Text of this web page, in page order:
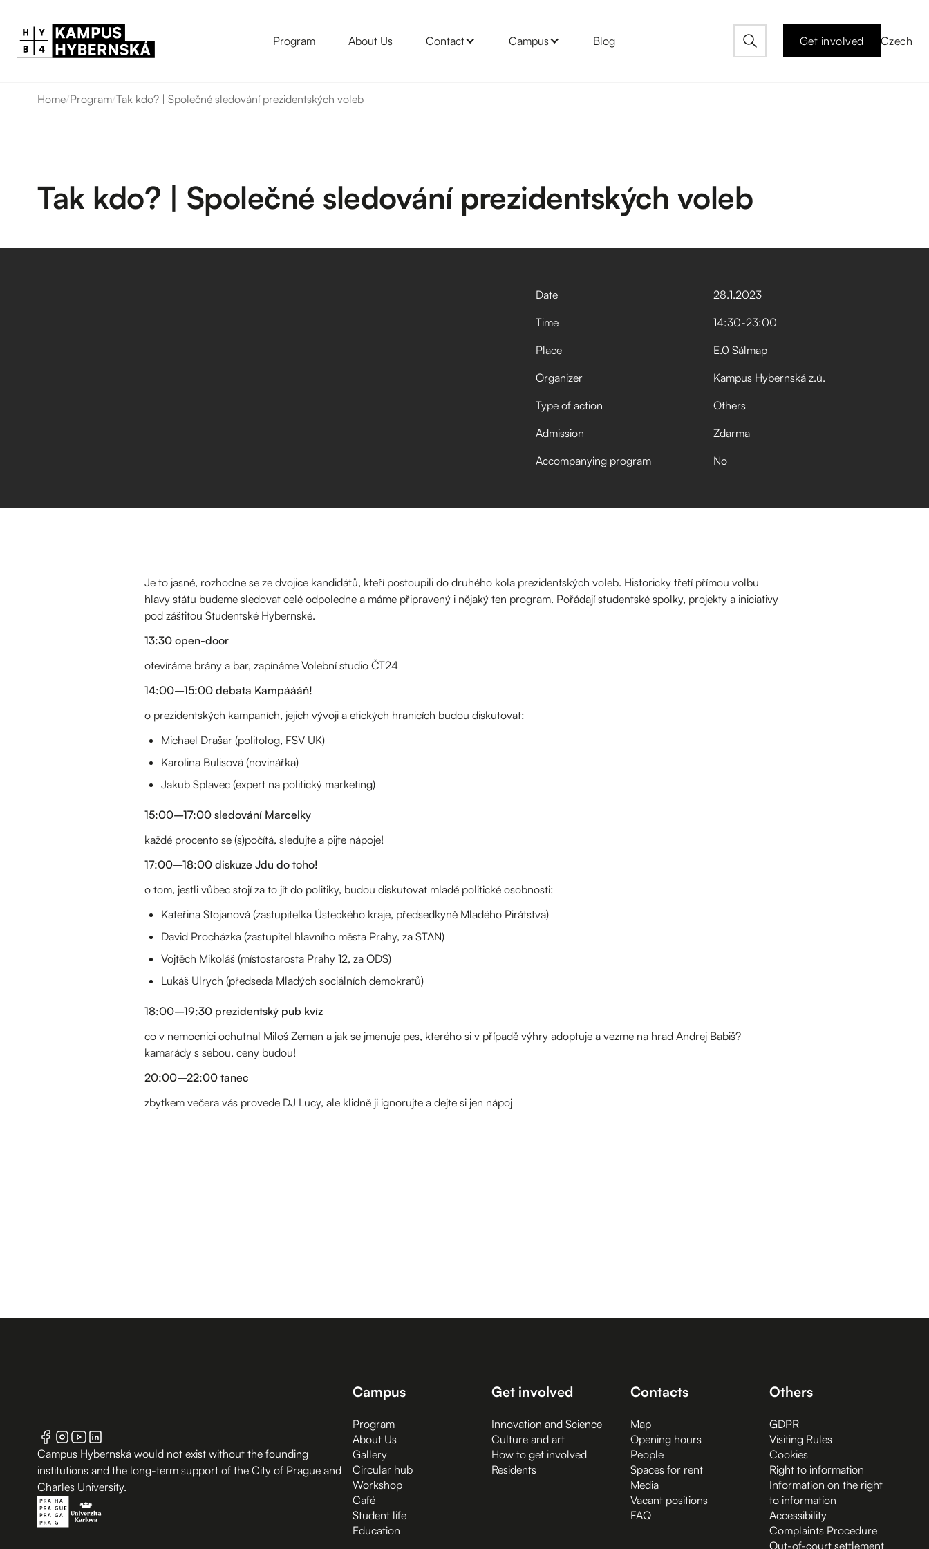
Program About Us Contact Campus Blog Get involved Czech
Home/Program/Tak kdo? | Společné sledování prezidentských voleb
Tak kdo? | Společné sledování prezidentských voleb
Date 28.1.2023
Time
14:30-23:00
Place
E.0 Sálmap
Organizer
Kampus Hybernská z.ú.
Type of action
Others
Admission
Zdarma
Accompanying program
No
Je to jasné, rozhodne se ze dvojice kandidátů, kteří postoupili do druhého kola prezidentských voleb. Historicky třetí přímou volbu
hlavy státu budeme sledovat celé odpoledne a máme připravený i nějaký ten program. Pořádají studentské spolky, projekty a iniciativy
pod záštitou Studentské Hybernské.
13:30 open-door
otevíráme brány a bar, zapínáme Volební studio ČT24
14:00–15:00 debata Kampáááň!
o prezidentských kampaních, jejich vývoji a etických hranicích budou diskutovat:
Michael Drašar (politolog, FSV UK)
Karolina Bulisová (novinářka)
Jakub Splavec (expert na politický marketing)
15:00–17:00 sledování Marcelky
každé procento se (s)počítá, sledujte a pijte nápoje!
17:00–18:00 diskuze Jdu do toho!
o tom, jestli vůbec stojí za to jít do politiky, budou diskutovat mladé politické osobnosti:
Kateřina Stojanová (zastupitelka Ústeckého kraje, předsedkyně Mladého Pirátstva)
David Procházka (zastupitel hlavního města Prahy, za STAN)
Vojtěch Mikoláš (místostarosta Prahy 12, za ODS)
Lukáš Ulrych (předseda Mladých sociálních demokratů)
18:00–19:30 prezidentský pub kvíz
co v nemocnici ochutnal Miloš Zeman a jak se jmenuje pes, kterého si v případě výhry adoptuje a vezme na hrad Andrej Babiš?
kamarády s sebou, ceny budou!
20:00–22:00 tanec
zbytkem večera vás provede DJ Lucy, ale klidně ji ignorujte a dejte si jen nápoj
Campus Hybernská would not exist without the founding
institutions and the long-term support of the City of Prague and
Charles University.
Campus
Program
About Us
Gallery
Circular hub
Workshop
Café
Student life
Education
Get involved
Innovation and Science
Culture and art
How to get involved
Residents
Contacts
Map
Opening hours
People
Spaces for rent
Media
Vacant positions
FAQ
Others
GDPR
Visiting Rules
Cookies
Right to information
Information on the right
to information
Accessibility
Complaints Procedure
Out-of-court settlement